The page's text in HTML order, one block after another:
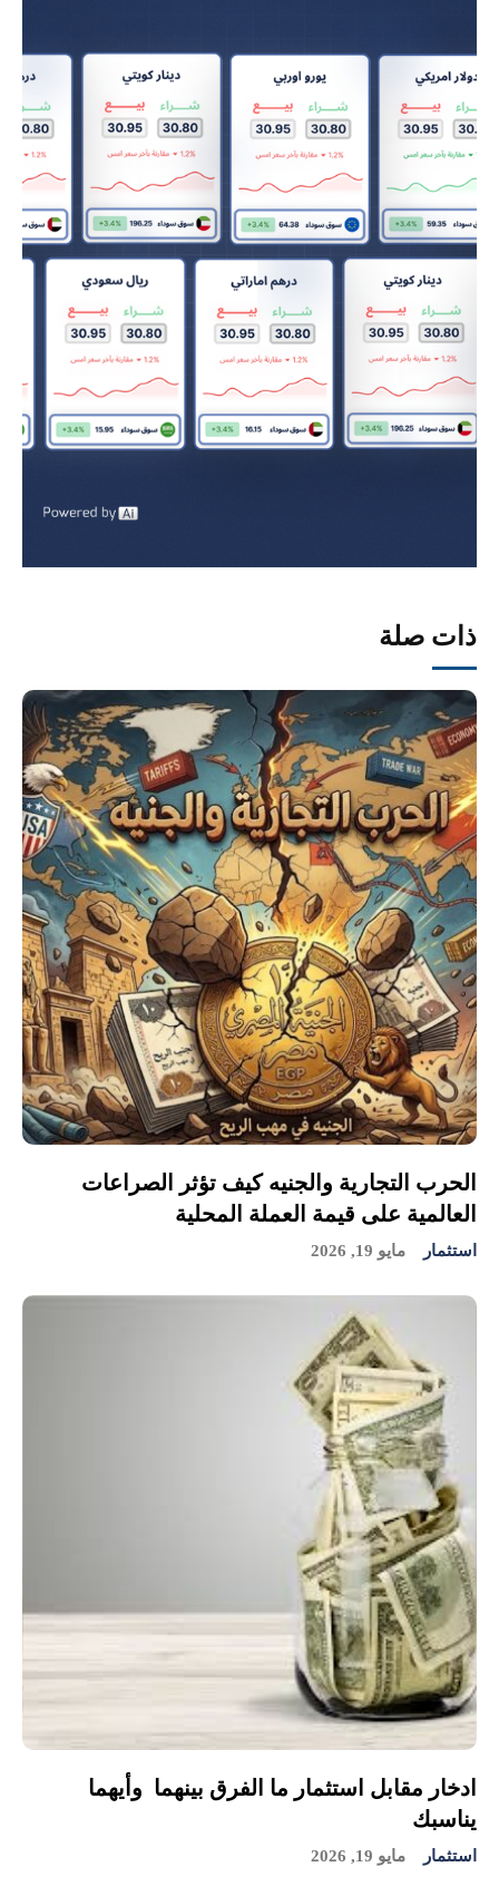
ذات صلة
الحرب التجارية والجنيه كيف تؤثر الصراعات
العالمية على قيمة العملة المحلية
استثمار مايو 19, 2026
ادخار مقابل استثمار ما الفرق بينهما وأيهما
يناسبك
استثمار مايو 19, 2026